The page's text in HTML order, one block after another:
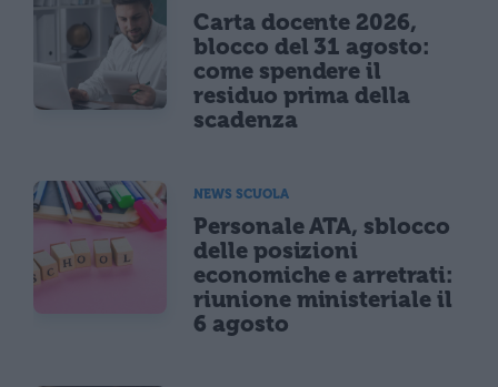
Carta docente 2026,
blocco del 31 agosto:
come spendere il
residuo prima della
scadenza
NEWS SCUOLA
Personale ATA, sblocco
delle posizioni
economiche e arretrati:
riunione ministeriale il
6 agosto